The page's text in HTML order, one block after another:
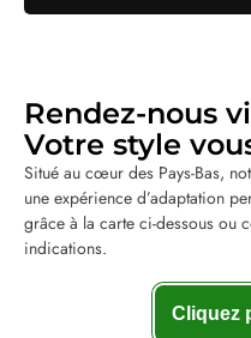
Rendez-nous
Votre style
Situé au cœur des Pays-Bas,
une expérience d’adaptation
grâce à la carte ci-dessous ou
indications.
Cliquez